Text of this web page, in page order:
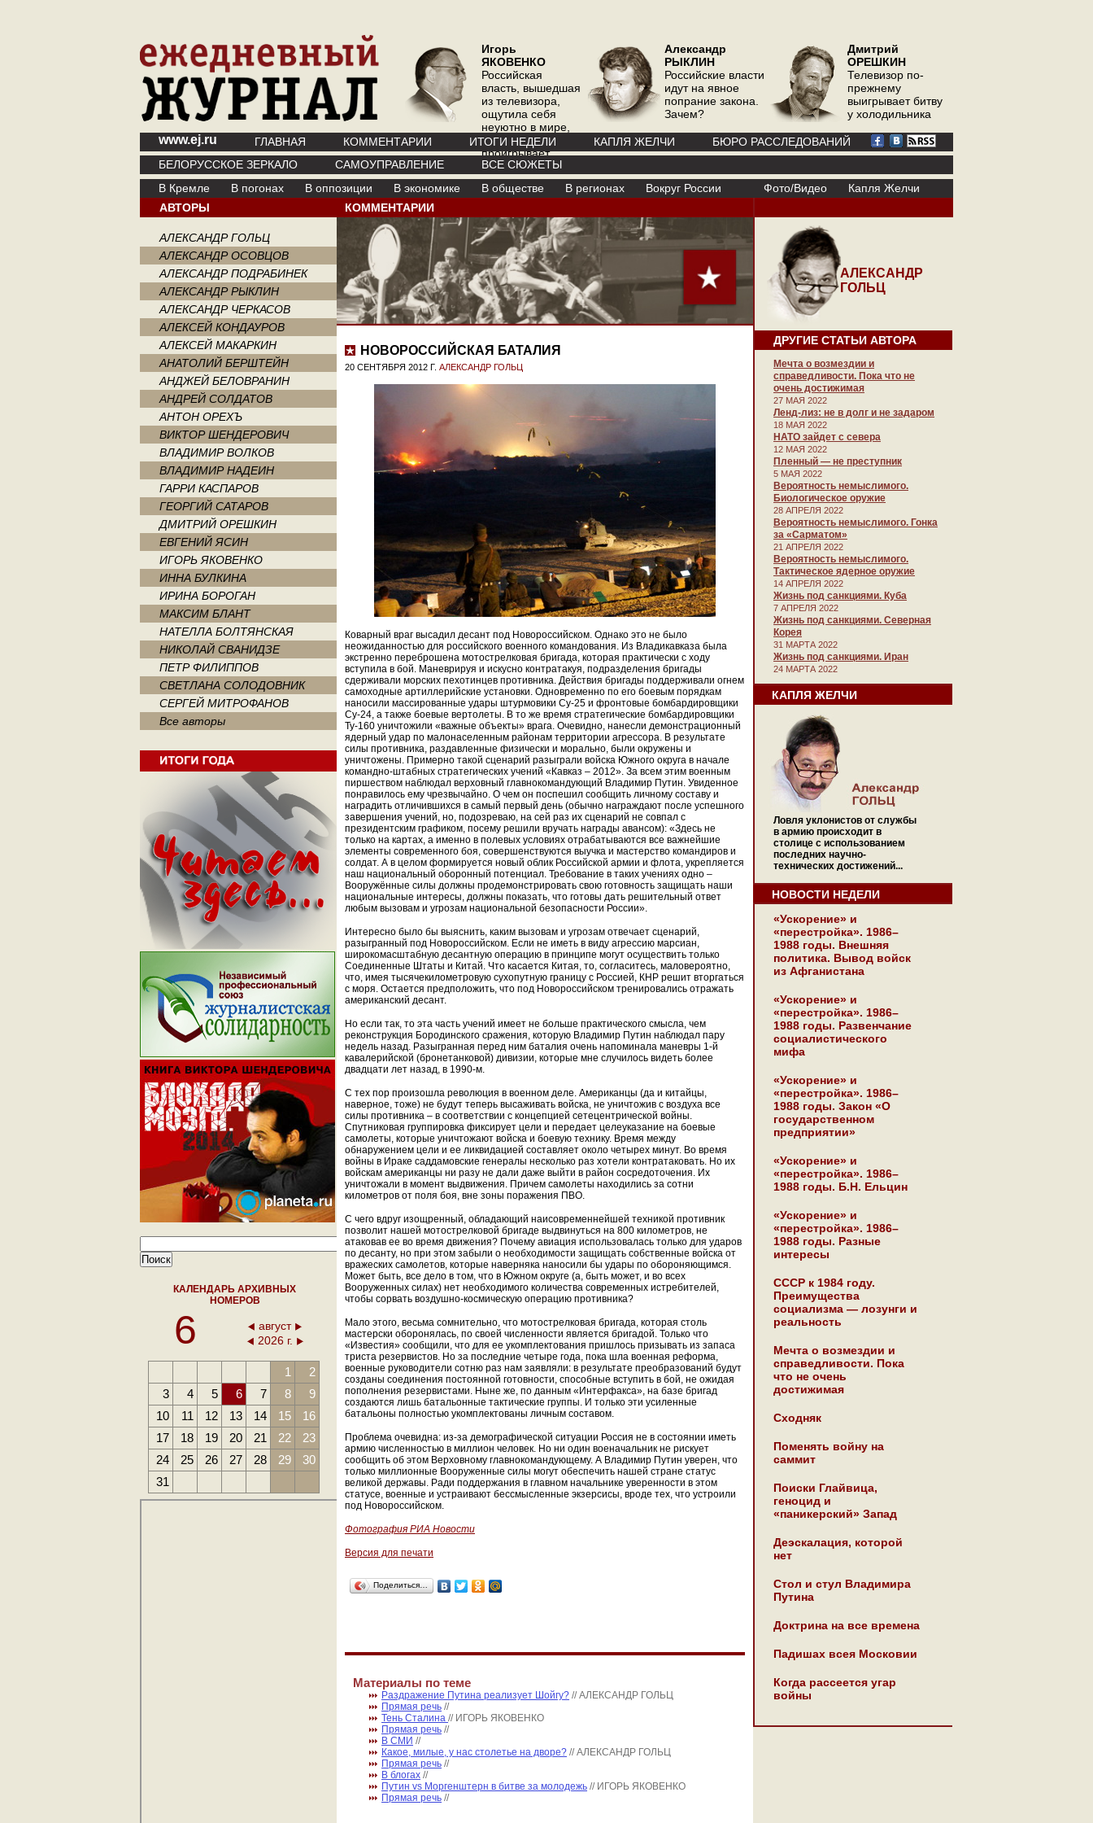
Игорь
ЯКОВЕНКО
Российская
власть, вышедшая
из телевизора,
ощутила себя
неуютно в мире,
где телевизор
проигрывает
интернету
Александр
РЫКЛИН
Российские власти
идут на явное
попрание закона.
Зачем?
Дмитрий
ОРЕШКИН
Телевизор по-
прежнему
выигрывает битву
у холодильника
www.ej.ru ГЛАВНАЯ КОММЕНТАРИИ ИТОГИ НЕДЕЛИ КАПЛЯ ЖЕЛЧИ
БЮРО РАССЛЕДОВАНИЙ
БЕЛОРУССКОЕ ЗЕРКАЛО
САМОУПРАВЛЕНИЕ
ВСЕ СЮЖЕТЫ
В Кремле
В погонах В оппозиции В экономике В обществе В регионах Вокруг России Фото/Видео
Капля Желчи
АВТОРЫ
АЛЕКСАНДР ГОЛЬЦ
АЛЕКСАНДР ОСОВЦОВ
АЛЕКСАНДР ПОДРАБИНЕК
АЛЕКСАНДР РЫКЛИН
АЛЕКСАНДР ЧЕРКАСОВ
АЛЕКСЕЙ КОНДАУРОВ
АЛЕКСЕЙ МАКАРКИН
АНАТОЛИЙ БЕРШТЕЙН
АНДЖЕЙ БЕЛОВРАНИН
АНДРЕЙ СОЛДАТОВ
АНТОН ОРЕХЪ
ВИКТОР ШЕНДЕРОВИЧ
ВЛАДИМИР ВОЛКОВ
ВЛАДИМИР НАДЕИН
ГАРРИ КАСПАРОВ
ГЕОРГИЙ САТАРОВ
ДМИТРИЙ ОРЕШКИН
ЕВГЕНИЙ ЯСИН
ИГОРЬ ЯКОВЕНКО
ИННА БУЛКИНА
ИРИНА БОРОГАН
МАКСИМ БЛАНТ
НАТЕЛЛА БОЛТЯНСКАЯ
НИКОЛАЙ СВАНИДЗЕ
ПЕТР ФИЛИППОВ
СВЕТЛАНА СОЛОДОВНИК
СЕРГЕЙ МИТРОФАНОВ
Все авторы
КАЛЕНДАРЬ АРХИВНЫХ
НОМЕРОВ
6
август
2026 г.
1
2
3
4 5 6 7 8
9
10
11 12 13 14 15
16
17
18 19 20 21 22
23
24
25 26 27 28 29
30
31
КОММЕНТАРИИ
НОВОРОССИЙСКАЯ БАТАЛИЯ
20 СЕНТЯБРЯ 2012 Г. АЛЕКСАНДР ГОЛЬЦ
Коварный враг высадил десант под Новороссийском. Однако это не было
неожиданностью для российского военного командования. Из Владикавказа была
экстренно переброшена мотострелковая бригада, которая практически с ходу
вступила в бой. Маневрируя и искусно контратакуя, подразделения бригады
сдерживали морских пехотинцев противника. Действия бригады поддерживали огнем
самоходные артиллерийские установки. Одновременно по его боевым порядкам
наносили массированные удары штурмовики Су-25 и фронтовые бомбардировщики
Су-24, а также боевые вертолеты. В то же время стратегические бомбардировщики
Ту-160 уничтожили «важные объекты» врага. Очевидно, нанесли демонстрационный
ядерный удар по малонаселенным районам территории агрессора. В результате
силы противника, раздавленные физически и морально, были окружены и
уничтожены. Примерно такой сценарий разыграли войска Южного округа в начале
командно-штабных стратегических учений «Кавказ – 2012». За всем этим военным
пиршеством наблюдал верховный главнокомандующий Владимир Путин. Увиденное
понравилось ему чрезвычайно. О чем он поспешил сообщить личному составу и
наградить отличившихся в самый первый день (обычно награждают после успешного
завершения учений, но, подозреваю, на сей раз их сценарий не совпал с
президентским графиком, посему решили вручать награды авансом): «Здесь не
только на картах, а именно в полевых условиях отрабатываются все важнейшие
элементы современного боя, совершенствуются выучка и мастерство командиров и
солдат. А в целом формируется новый облик Российской армии и флота, укрепляется
наш национальный оборонный потенциал. Требование в таких учениях одно –
Вооружённые силы должны продемонстрировать свою готовность защищать наши
национальные интересы, должны показать, что готовы дать решительный ответ
любым вызовам и угрозам национальной безопасности России».
Интересно было бы выяснить, каким вызовам и угрозам отвечает сценарий,
разыгранный под Новороссийском. Если не иметь в виду агрессию марсиан,
широкомасштабную десантную операцию в принципе могут осуществить только
Соединенные Штаты и Китай. Что касается Китая, то, согласитесь, маловероятно,
что, имея тысячекилометровую сухопутную границу с Россией, КНР решит вторгаться
с моря. Остается предположить, что под Новороссийском тренировались отражать
американский десант.
Но если так, то эта часть учений имеет не больше практического смысла, чем
реконструкция Бородинского сражения, которую Владимир Путин наблюдал пару
недель назад. Разыгранная перед ним баталия очень напоминала маневры 1-й
кавалерийской (бронетанковой) дивизии, которые мне случилось видеть более
двадцати лет назад, в 1990-м.
С тех пор произошла революция в военном деле. Американцы (да и китайцы,
наверное, тоже) не будут теперь высаживать войска, не уничтожив с воздуха все
силы противника – в соответствии с концепцией сетецентрической войны.
Спутниковая группировка фиксирует цели и передает целеуказание на боевые
самолеты, которые уничтожают войска и боевую технику. Время между
обнаружением цели и ее ликвидацией составляет около четырех минут. Во время
войны в Ираке саддамовские генералы несколько раз хотели контратаковать. Но их
войскам американцы ни разу не дали даже выйти в район сосредоточения. Их
уничтожали в момент выдвижения. Причем самолеты находились за сотни
километров от поля боя, вне зоны поражения ПВО.
С чего вдруг изощренный, обладающий наисовременнейшей техникой противник
позволит нашей мотострелковой бригаде выдвинуться на 800 километров, не
атаковав ее во время движения? Почему авиация использовалась только для ударов
по десанту, но при этом забыли о необходимости защищать собственные войска от
вражеских самолетов, которые наверняка наносили бы удары по обороняющимся.
Может быть, все дело в том, что в Южном округе (а, быть может, и во всех
Вооруженных силах) нет необходимого количества современных истребителей,
чтобы сорвать воздушно-космическую операцию противника?
Мало этого, весьма сомнительно, что мотострелковая бригада, которая столь
мастерски оборонялась, по своей численности является бригадой. Только что
«Известия» сообщили, что для ее укомплектования пришлось призывать из запаса
триста резервистов. Но за последние четыре года, пока шла военная реформа,
военные руководители сотню раз нам заявляли: в результате преобразований будут
созданы соединения постоянной готовности, способные вступить в бой, не ожидая
пополнения резервистами. Ныне же, по данным «Интерфакса», на базе бригад
создаются лишь батальонные тактические группы. И только эти усиленные
батальоны полностью укомплектованы личным составом.
Проблема очевидна: из-за демографической ситуации Россия не в состоянии иметь
армию численностью в миллион человек. Но ни один военачальник не рискует
сообщить об этом Верховному главнокомандующему. А Владимир Путин уверен, что
только миллионные Вооруженные силы могут обеспечить нашей стране статус
великой державы. Ради поддержания в главном начальнике уверенности в этом
статусе, военные и устраивают бессмысленные экзерсисы, вроде тех, что устроили
под Новороссийском.
Фотография РИА Новости
Версия для печати
Поделиться…
Материалы по теме
Раздражение Путина реализует Шойгу? // АЛЕКСАНДР ГОЛЬЦ
Прямая речь //
Тень Сталина // ИГОРЬ ЯКОВЕНКО
Прямая речь //
В СМИ //
Какое, милые, у нас столетье на дворе? // АЛЕКСАНДР ГОЛЬЦ
Прямая речь //
В блогах //
Путин vs Моргенштерн в битве за молодежь // ИГОРЬ ЯКОВЕНКО
Прямая речь //
АЛЕКСАНДР
ГОЛЬЦ
ДРУГИЕ СТАТЬИ АВТОРА
Мечта о возмездии и
справедливости. Пока что не
очень достижимая
27 МАЯ 2022
Ленд-лиз: не в долг и не задаром
18 МАЯ 2022
НАТО зайдет с севера
12 МАЯ 2022
Пленный — не преступник
5 МАЯ 2022
Вероятность немыслимого.
Биологическое оружие
28 АПРЕЛЯ 2022
Вероятность немыслимого. Гонка
за «Сарматом»
21 АПРЕЛЯ 2022
Вероятность немыслимого.
Тактическое ядерное оружие
14 АПРЕЛЯ 2022
Жизнь под санкциями. Куба
7 АПРЕЛЯ 2022
Жизнь под санкциями. Северная
Корея
31 МАРТА 2022
Жизнь под санкциями. Иран
24 МАРТА 2022
КАПЛЯ ЖЕЛЧИ
Ловля уклонистов от службы
в армию происходит в
столице с использованием
последних научно-
технических достижений...
НОВОСТИ НЕДЕЛИ
«Ускорение» и
«перестройка». 1986–
1988 годы. Внешняя
политика. Вывод войск
из Афганистана
«Ускорение» и
«перестройка». 1986–
1988 годы. Развенчание
социалистического
мифа
«Ускорение» и
«перестройка». 1986–
1988 годы. Закон «О
государственном
предприятии»
«Ускорение» и
«перестройка». 1986–
1988 годы. Б.Н. Ельцин
«Ускорение» и
«перестройка». 1986–
1988 годы. Разные
интересы
СССР к 1984 году.
Преимущества
социализма — лозунги и
реальность
Мечта о возмездии и
справедливости. Пока
что не очень
достижимая
Сходняк
Поменять войну на
саммит
Поиски Глайвица,
геноцид и
«паникерский» Запад
Деэскалация, которой
нет
Стол и стул Владимира
Путина
Доктрина на все времена
Падишах всея Московии
Когда рассеется угар
войны